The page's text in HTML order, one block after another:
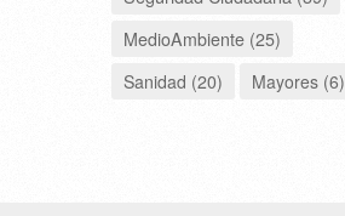
MedioAmbiente (25)
Sanidad (20)
Mayores (6)